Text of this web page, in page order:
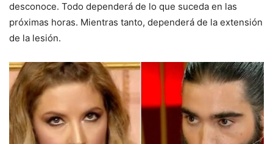
desconoce. Todo dependerá de lo que suceda en las
próximas horas. Mientras tanto, dependerá de la extensión
de la lesión.